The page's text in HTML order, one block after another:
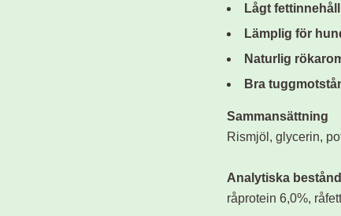
Lågt fettinnehåll
Lämplig för
Naturlig
Bra
Sammansättning
Rismjöl, glycerin,
Analytiska
råprotein 6,0%,